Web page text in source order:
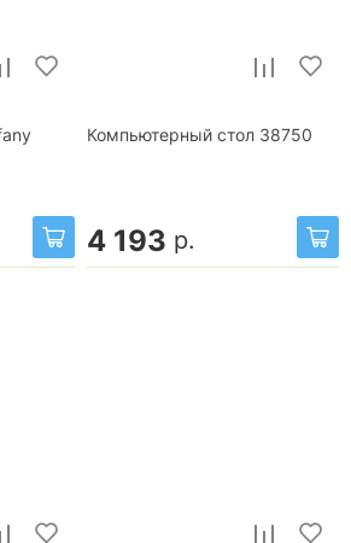
Компьютерный стол 38750
4 193 р.